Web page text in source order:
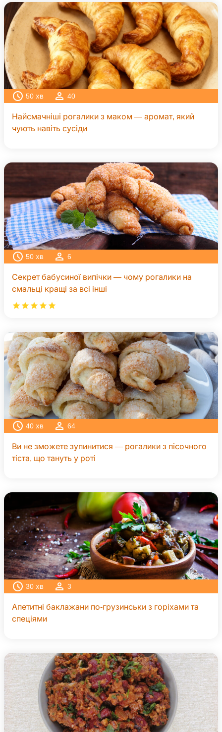
50 хв 40
Найсмачніші рогалики з маком — аромат, який
чують навіть сусіди
50 хв 6
Секрет бабусиної випічки — чому рогалики на
смальці кращі за всі інші
40 хв 64
Ви не зможете зупинитися — рогалики з пісочного
тіста, що тануть у роті
30 хв 3
Апетитні баклажани по-грузинськи з горіхами та
спеціями